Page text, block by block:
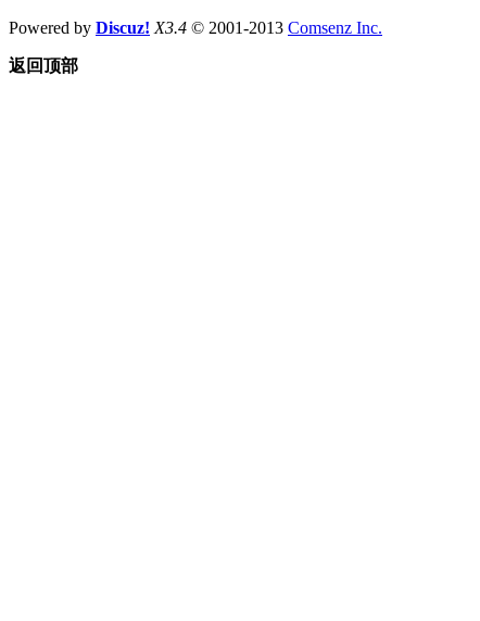
Powered by Discuz! X3.4 © 2001-2013 Comsenz Inc.
返回顶部